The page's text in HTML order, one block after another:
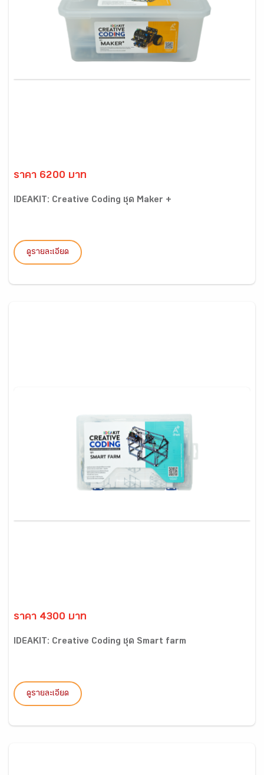
ราคา 6200 บาท
IDEAKIT: Creative Coding ชุด Maker +
ดูรายละเอียด
ราคา 4300 บาท
IDEAKIT: Creative Coding ชุด Smart farm
ดูรายละเอียด